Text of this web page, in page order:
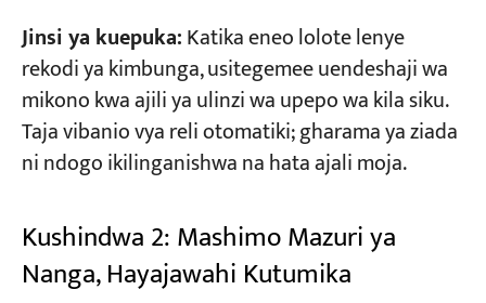
Jinsi ya kuepuka:Katika eneo lolote lenye
rekodi ya kimbunga, usitegemee uendeshaji wa
mikono kwa ajili ya ulinzi wa upepo wa kila siku.
Taja vibanio vya reli otomatiki; gharama ya ziada
ni ndogo ikilinganishwa na hata ajali moja.
Kushindwa 2: Mashimo Mazuri ya
Nanga, Hayajawahi Kutumika